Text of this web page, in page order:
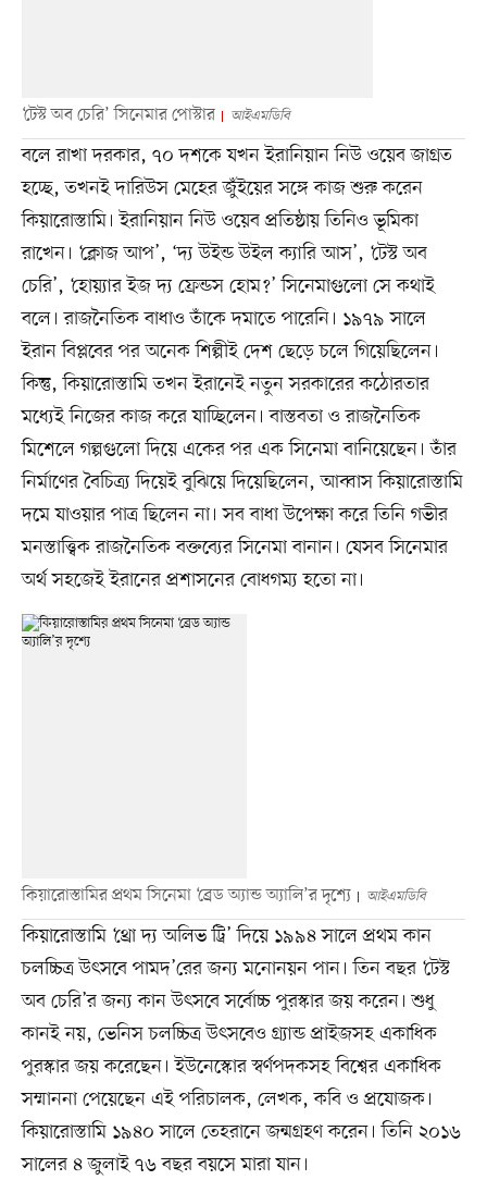
‘টেস্ট অব চেরি’ সিনেমার পোস্টার আইএমডিবি
বলে রাখা দরকার, ৭০ দশকে যখন ইরানিয়ান নিউ ওয়েব জাগ্রত
হচ্ছে, তখনই দারিউস মেহের জুঁইয়ের সঙ্গে কাজ শুরু করেন
কিয়ারোস্তামি। ইরানিয়ান নিউ ওয়েব প্রতিষ্ঠায় তিনিও ভূমিকা
রাখেন। ‘ক্লোজ আপ’, ‘দ্য উইন্ড উইল ক্যারি আস’, ‘টেস্ট অব
চেরি’, ‘হোয়্যার ইজ দ্য ফ্রেন্ডস হোম?’ সিনেমাগুলো সে কথাই
বলে। রাজনৈতিক বাধাও তাঁকে দমাতে পারেনি। ১৯৭৯ সালে
ইরান বিপ্লবের পর অনেক শিল্পীই দেশ ছেড়ে চলে গিয়েছিলেন।
কিন্তু, কিয়ারোস্তামি তখন ইরানেই নতুন সরকারের কঠোরতার
মধ্যেই নিজের কাজ করে যাচ্ছিলেন। বাস্তবতা ও রাজনৈতিক
মিশেলে গল্পগুলো দিয়ে একের পর এক সিনেমা বানিয়েছেন। তাঁর
নির্মাণের বৈচিত্র্য দিয়েই বুঝিয়ে দিয়েছিলেন, আব্বাস কিয়ারোস্তামি
দমে যাওয়ার পাত্র ছিলেন না। সব বাধা উপেক্ষা করে তিনি গভীর
মনস্তাত্ত্বিক রাজনৈতিক বক্তব্যের সিনেমা বানান। যেসব সিনেমার
অর্থ সহজেই ইরানের প্রশাসনের বোধগম্য হতো না।
কিয়ারোস্তামির প্রথম সিনেমা ‘ব্রেড অ্যান্ড অ্যালি’র দৃশ্যে আইএমডিবি
কিয়ারোস্তামি ‘থ্রো দ্য অলিভ ট্রি’ দিয়ে ১৯৯৪ সালে প্রথম কান
চলচ্চিত্র উৎসবে পামদ’রের জন্য মনোনয়ন পান। তিন বছর ‘টেস্ট
অব চেরি’র জন্য কান উৎসবে সর্বোচ্চ পুরস্কার জয় করেন। শুধু
কানই নয়, ভেনিস চলচ্চিত্র উৎসবেও গ্র্যান্ড প্রাইজসহ একাধিক
পুরস্কার জয় করেছেন। ইউনেস্কোর স্বর্ণপদকসহ বিশ্বের একাধিক
সম্মাননা পেয়েছেন এই পরিচালক, লেখক, কবি ও প্রযোজক।
কিয়ারোস্তামি ১৯৪০ সালে তেহরানে জন্মগ্রহণ করেন। তিনি ২০১৬
সালের ৪ জুলাই ৭৬ বছর বয়সে মারা যান।